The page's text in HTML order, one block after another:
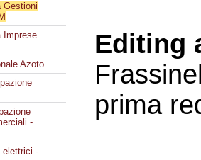
Gestioni
Imprese
Azoto
-
elettrici -
Editing
prima